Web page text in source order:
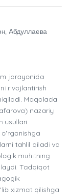
Абдуллаева
jarayonida
rivojlantirish
Maqolada
nazariy
usullari
tahlil qiladi va
muhitning
Tadqiqot
xizmat qilishga